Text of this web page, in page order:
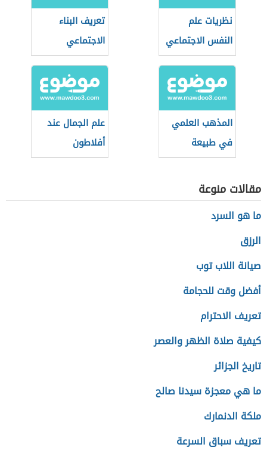
نظريات علم
النفس الاجتماعي
تعريف البناء
الاجتماعي
المذهب العلمي
في طبيعة
المعرفة
علم الجمال عند
أفلاطون
مقالات منوعة
ما هو السرد
الرزق
صيانة اللاب توب
أفضل وقت للحجامة
تعريف الاحترام
كيفية صلاة الظهر والعصر
تاريخ الجزائر
ما هي معجزة سيدنا صالح
ملكة الدنمارك
تعريف سباق السرعة